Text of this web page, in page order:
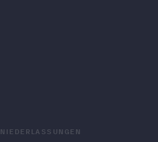
NIEDERLASSUNGEN